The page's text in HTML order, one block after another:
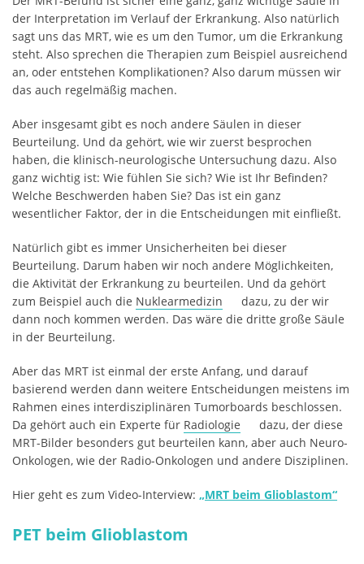
der Interpretation im Verlauf der Erkrankung. Also natürlich
sagt uns das MRT, wie es um den Tumor, um die Erkrankung
steht. Also sprechen die Therapien zum Beispiel ausreichend
an, oder entstehen Komplikationen? Also darum müssen wir
das auch regelmäßig machen.
Aber insgesamt gibt es noch andere Säulen in dieser
Beurteilung. Und da gehört, wie wir zuerst besprochen
haben, die klinisch-neurologische Untersuchung dazu. Also
ganz wichtig ist: Wie fühlen Sie sich? Wie ist Ihr Befinden?
Welche Beschwerden haben Sie? Das ist ein ganz
wesentlicher Faktor, der in die Entscheidungen mit einfließt.
Natürlich gibt es immer Unsicherheiten bei dieser
Beurteilung. Darum haben wir noch andere Möglichkeiten,
die Aktivität der Erkrankung zu beurteilen. Und da gehört
zum Beispiel auch die Nuklearmedizin
dazu, zu der wir
dann noch kommen werden. Das wäre die dritte große Säule
in der Beurteilung.
Aber das MRT ist einmal der erste Anfang, und darauf
basierend werden dann weitere Entscheidungen meistens im
Rahmen eines interdisziplinären Tumorboards beschlossen.
Da gehört auch ein Experte für Radiologie
dazu, der diese
MRT-Bilder besonders gut beurteilen kann, aber auch Neuro-
Onkologen, wie der Radio-Onkologen und andere Disziplinen.
Hier geht es zum Video-Interview: „MRT beim Glioblastom“
PET beim Glioblastom